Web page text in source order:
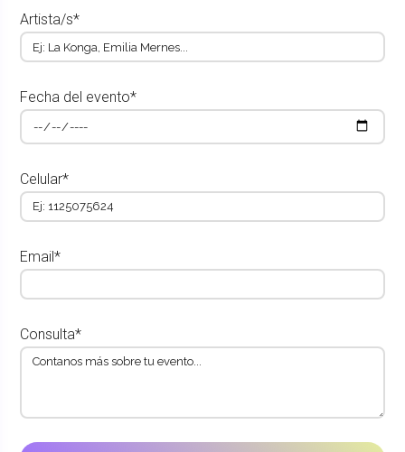
Artista/s*
Fecha del evento*
Celular*
Email*
Consulta*